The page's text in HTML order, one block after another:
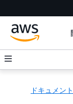
ドキュメント